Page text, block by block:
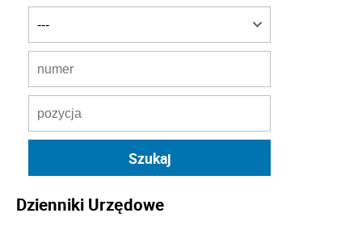
Dzienniki Urzędowe